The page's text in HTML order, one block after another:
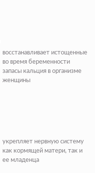
восстанавливает истощенные
во время беременности
запасы кальция в организме
женщины
укрепляет нервную систему
как кормящей матери, так и
ее младенца